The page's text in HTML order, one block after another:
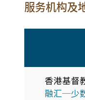
服务机构及
香港基督
融汇─少